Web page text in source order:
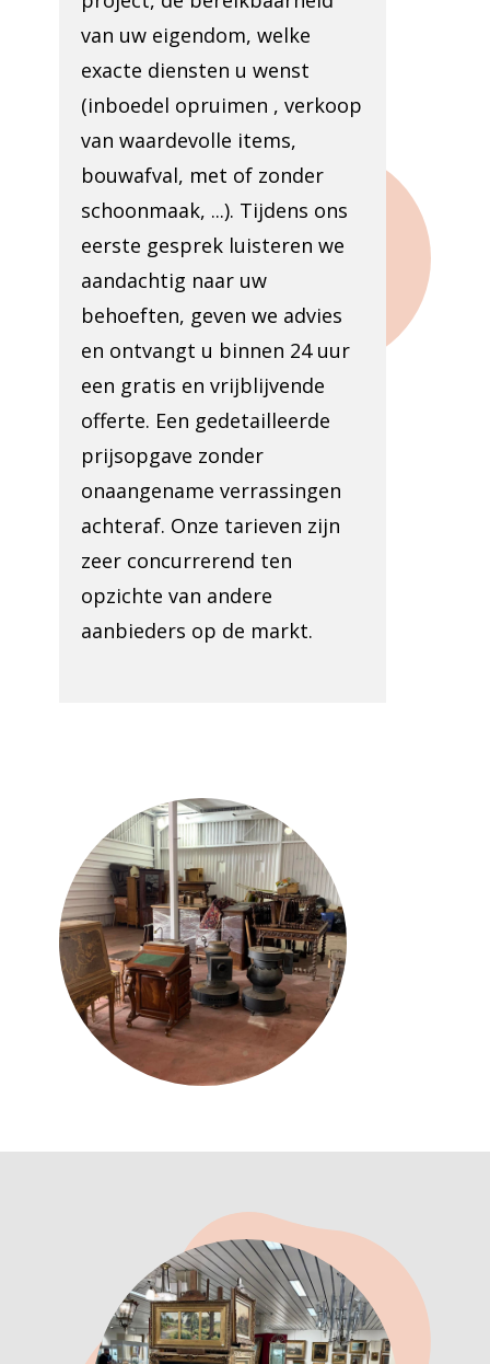
van uw eigendom, welke
exacte diensten u wenst
(inboedel opruimen , verkoop
van waardevolle items,
bouwafval, met of zonder
schoonmaak, ...). Tijdens ons
eerste gesprek luisteren we
aandachtig naar uw
behoeften, geven we advies
en ontvangt u binnen 24 uur
een gratis en vrijblijvende
offerte. Een gedetailleerde
prijsopgave zonder
onaangename verrassingen
achteraf. Onze tarieven zijn
zeer concurrerend ten
opzichte van andere
aanbieders op de markt.